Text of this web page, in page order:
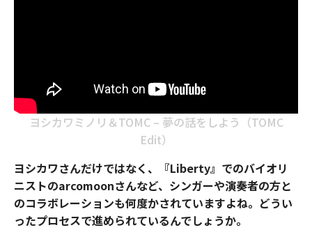
ヨシカワミノリ＆TOMC – 夢の話をしよう（TOMC
Edit）
ヨシカワさんだけではなく、『Liberty』でのバイオリ
ニストのarcomoonさんなど、シンガーや演奏者の方と
のコラボレーションも何度かされていますよね。どうい
ったプロセスで進められているんでしょうか。